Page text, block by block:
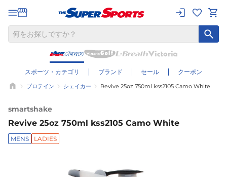
スポーツ・カテゴリ ブランド セール クーポン
プロテイン シェイカー Revive 25oz 750ml kss2105 Camo White
smartshake
Revive 25oz 750ml kss2105 Camo White
MENS LADIES